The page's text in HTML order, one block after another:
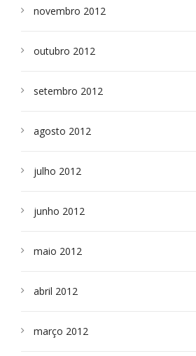
novembro 2012
outubro 2012
setembro 2012
agosto 2012
julho 2012
junho 2012
maio 2012
abril 2012
março 2012